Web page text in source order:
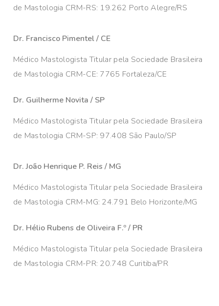
de Mastologia CRM-RS: 19.262 Porto Alegre/RS
Dr. Francisco Pimentel / CE
Médico Mastologista Titular pela Sociedade Brasileira
de Mastologia CRM-CE: 7765 Fortaleza/CE
Dr. Guilherme Novita / SP
Médico Mastologista Titular pela Sociedade Brasileira
de Mastologia CRM-SP: 97.408 São Paulo/SP
Dr. João Henrique P. Reis / MG
Médico Mastologista Titular pela Sociedade Brasileira
de Mastologia CRM-MG: 24.791 Belo Horizonte/MG
Dr. Hélio Rubens de Oliveira F.º / PR
Médico Mastologista Titular pela Sociedade Brasileira
de Mastologia CRM-PR: 20.748 Curitiba/PR